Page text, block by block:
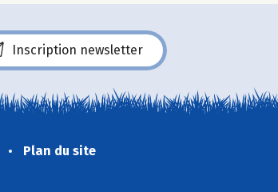
Inscription newsletter
Plan du site